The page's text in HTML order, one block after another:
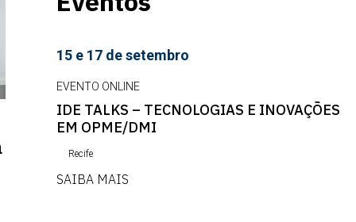
15 e 17 de setembro
EVENTO ONLINE
IDE TALKS – TECNOLOGIAS E INOVAÇÕES
EM OPME/DMI
Recife
SAIBA MAIS